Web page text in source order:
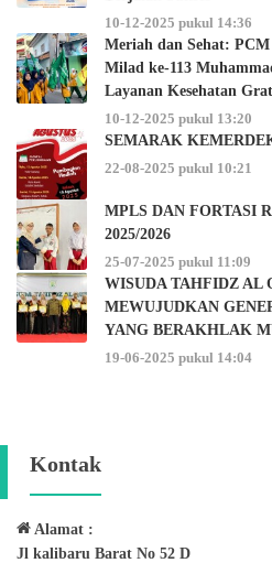
10-12-2025 pukul 14:36
Meriah dan Sehat: PCM
Milad ke-113
Layanan Kesehatan
10-12-2025 pukul 13:20
SEMARAK
22-08-2025 pukul 10:21
MPLS DAN FORTASI
2025/2026
25-07-2025 pukul 11:09
WISUDA TAHFIDZ AL
MEWUJUDKAN
YANG BERAKHLAK
19-06-2025 pukul 14:04
Kontak
Alamat :
Jl kalibaru Barat No 52 D